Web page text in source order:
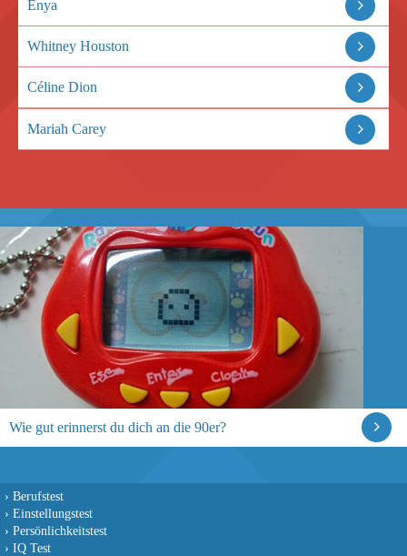
Enya
Whitney Houston
Céline Dion
Mariah Carey
Wie gut erinnerst du dich an die 90er?
› Berufstest
› Einstellungstest
› Persönlichkeitstest
› IQ Test